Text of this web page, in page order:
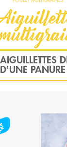
AIGUILLETTES
D'UNE